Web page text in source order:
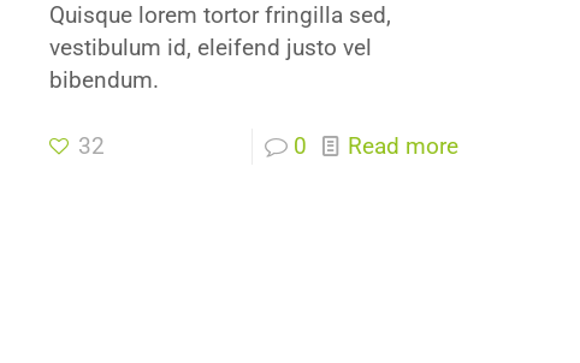
Quisque lorem tortor fringilla sed,
vestibulum id, eleifend justo vel
bibendum.
32 0 Read more